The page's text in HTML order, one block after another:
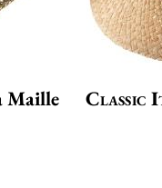
Maille Classic